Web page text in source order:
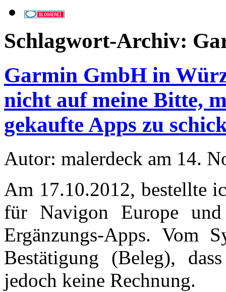
Schlagwort-Archiv:
Garmin GmbH in
nicht auf meine Bitte,
gekaufte Apps zu
Autor: malerdeck am 14.
Am 17.10.2012, bestellte
für Navigon Europe
Ergänzungs-Apps. Vom
Bestätigung (Beleg),
jedoch keine Rechnung.